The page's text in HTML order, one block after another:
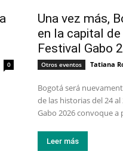
0
Una vez más,
en la capital
Festival Gabo
Otros eventos Tatiana
Bogotá será
de las historias del 24
Gabo 2026 convoque a
Leer más